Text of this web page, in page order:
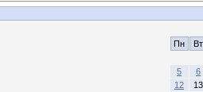
Пн Вт
5
6
12
13